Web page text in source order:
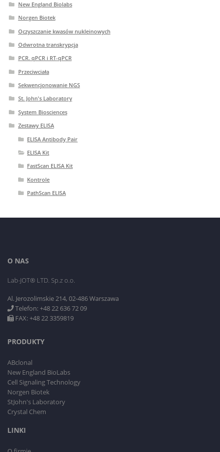
New England Biolabs
Norgen Biotek
Oczyszczanie kwasów nukleinowych
Odwrotna transkrypcja
PCR. qPCR i RT-qPCR
Przeciwciała
Sekwencjonowanie NGS
St. John's Laboratory
System Biosciences
Zestawy ELISA
ELISA Antibody Pair
ELISA Kit
FastScan ELISA Kit
Kontrole
PathScan ELISA
O NAS
Lab-JOT® LTD. Sp.z o.o.
Al. Jerozolimskie 214, 02-486 Warszawa
Telefon: +48 22 636 72 09
FAX: +48 22 3359819
PRODUKTY
ABclonal
New England BioLabs
Cell Signaling Technology
Norgen Biotek
StJohn's Laboratory
Crystal Chem
LINKI